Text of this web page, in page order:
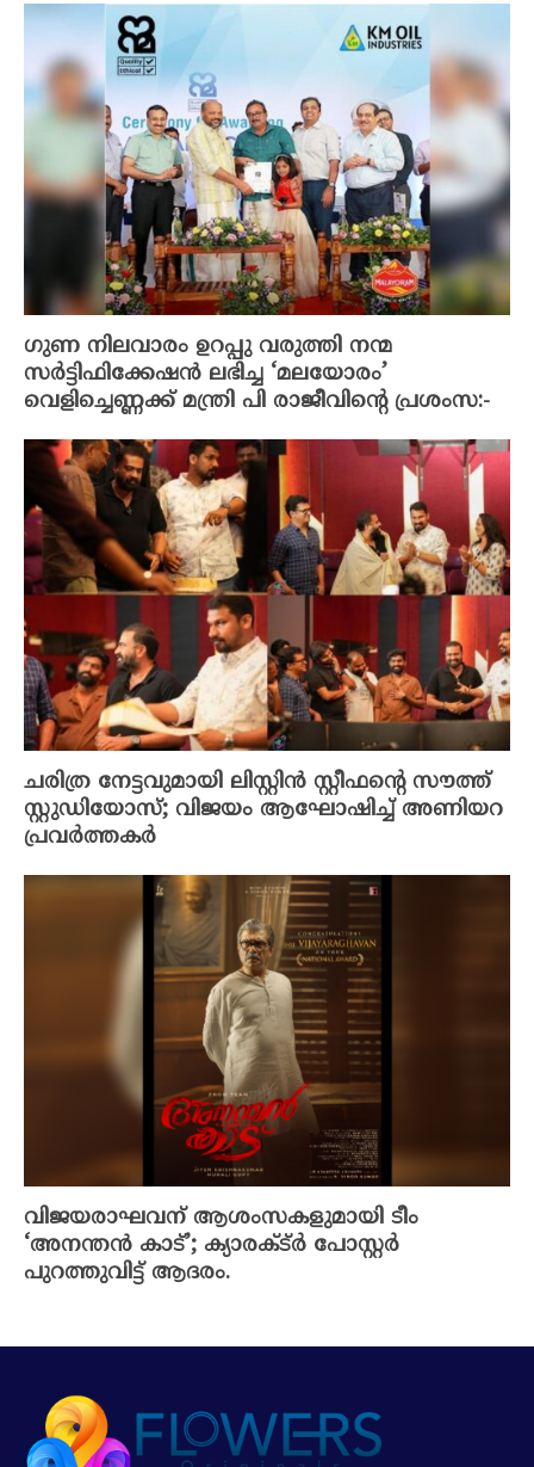
ഗുണ നിലവാരം ഉറപ്പു വരുത്തി നന്മ
സർട്ടിഫിക്കേഷൻ ലഭിച്ച ‘മലയോരം’
വെളിച്ചെണ്ണക്ക് മന്ത്രി പി രാജീവിന്റെ പ്രശംസ:-
ചരിത്ര നേട്ടവുമായി ലിസ്റ്റിൻ സ്റ്റീഫന്റെ സൗത്ത്
സ്റ്റുഡിയോസ്; വിജയം ആഘോഷിച്ച് അണിയറ
പ്രവർത്തകർ
വിജയരാഘവന് ആശംസകളുമായി ടീം
‘അനന്തൻ കാട്’; ക്യാരക്ട്ർ പോസ്റ്റർ
പുറത്തുവിട്ട് ആദരം.